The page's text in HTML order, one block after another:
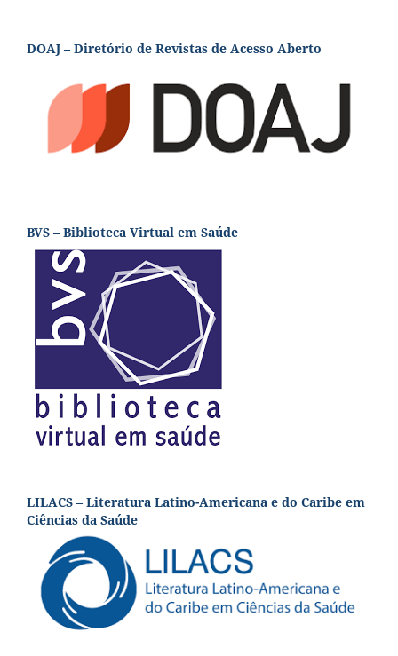
DOAJ – Diretório de Revistas de Acesso Aberto
BVS – Biblioteca Virtual em Saúde
LILACS – Literatura Latino-Americana e do Caribe em
Ciências da Saúde